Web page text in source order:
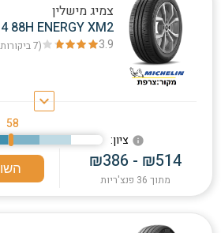
צמיג מישלין
88H ENERGY XM2
3.9
(7 ביקורות
keyboard_arrow_down
:ציון info
58
₪386 - ₪514
מתוך 36 פנצ'ריות